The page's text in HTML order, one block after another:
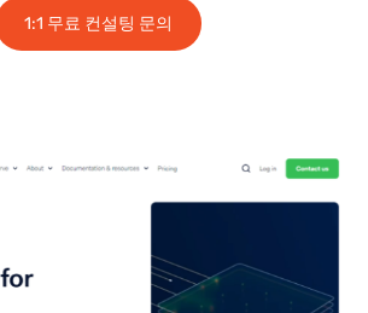
1:1 무료 컨설팅 문의